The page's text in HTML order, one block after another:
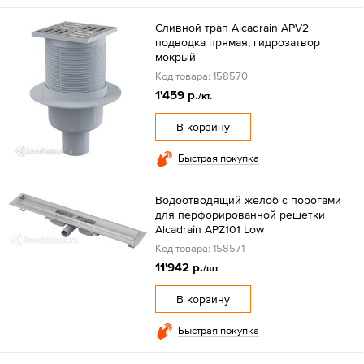
Сливной трап Alcadrain APV2
подводка прямая, гидрозатвор
мокрый
Код товара: 158570
1'459 р./кт.
В корзину
Быстрая покупка
Водоотводящий желоб с порогами
для перфорированной решетки
Alcadrain APZ101 Low
Код товара: 158571
11'942 р./шт
В корзину
Быстрая покупка